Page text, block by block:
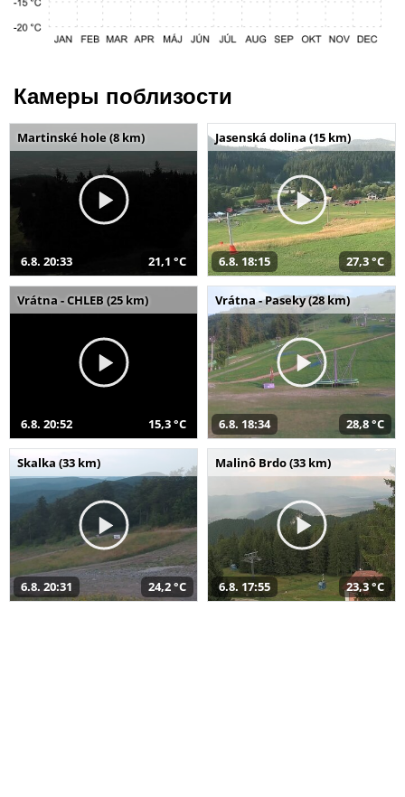
Камеры поблизости
Martinské hole (8 km)
6.8. 20:33 21,1 °C
Jasenská dolina (15 km)
6.8. 18:15 27,3 °C
Vrátna - CHLEB (25 km)
6.8. 20:52 15,3 °C
Vrátna - Paseky (28 km)
6.8. 18:34 28,8 °C
Skalka (33 km)
6.8. 20:31 24,2 °C
Malinô Brdo (33 km)
6.8. 17:55 23,3 °C